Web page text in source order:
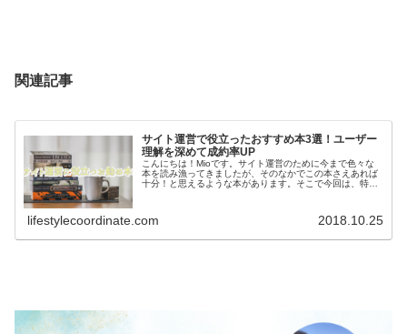
関連記事
サイト運営で役立ったおすすめ本3選！ユーザー
理解を深めて成約率UP
こんにちは！Mioです。サイト運営のために今まで色々な
本を読み漁ってきましたが、そのなかでこの本さえあれば
十分！と思えるような本があります。そこで今回は、特に
lifestylecoordinate.com 2018.10.25